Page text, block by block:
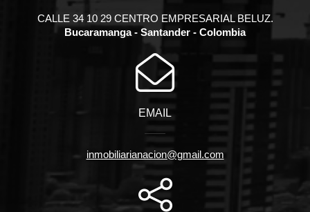
CALLE 34 10 29 CENTRO EMPRESARIAL BELUZ.
Bucaramanga - Santander - Colombia
EMAIL
inmobiliarianacion@gmail.com